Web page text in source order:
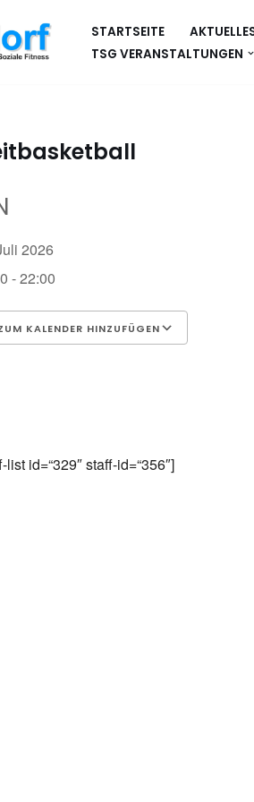
STARTSEITE
TSG VERANSTALTUNGEN
2026
- 22:00
KALENDER HINZUFÜGEN
list id=“329″ staff-id=“356″]